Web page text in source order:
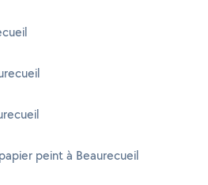
peint à Beaurecueil